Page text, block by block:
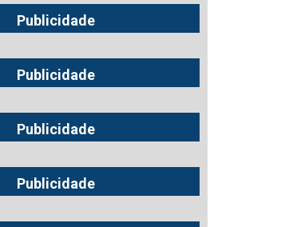
Publicidade
Publicidade
Publicidade
Publicidade